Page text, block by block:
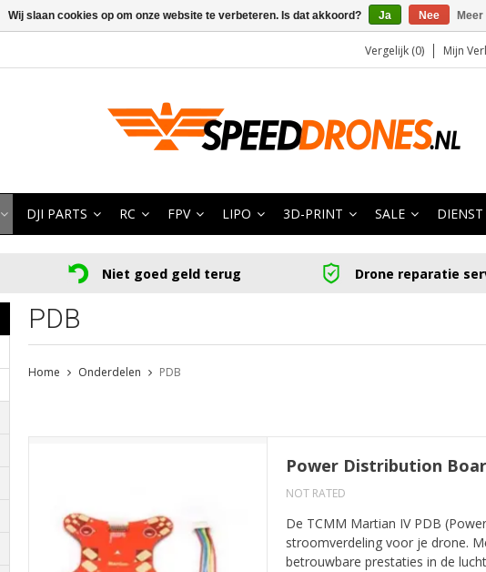
Vergelijk (0) Mijn
DJI PARTS RC FPV LIPO 3D-PRINT SALE DIENST
Niet goed geld terug Drone reparatie
PDB
Home Onderdelen PDB
Power Distribution
NOT RATED
De TCMM Martian IV PDB
stroomverdeling voor je drone.
betrouwbare prestaties in de
Wij slaan cookies op om onze website te verbeteren. Is dat akkoord? Ja Nee